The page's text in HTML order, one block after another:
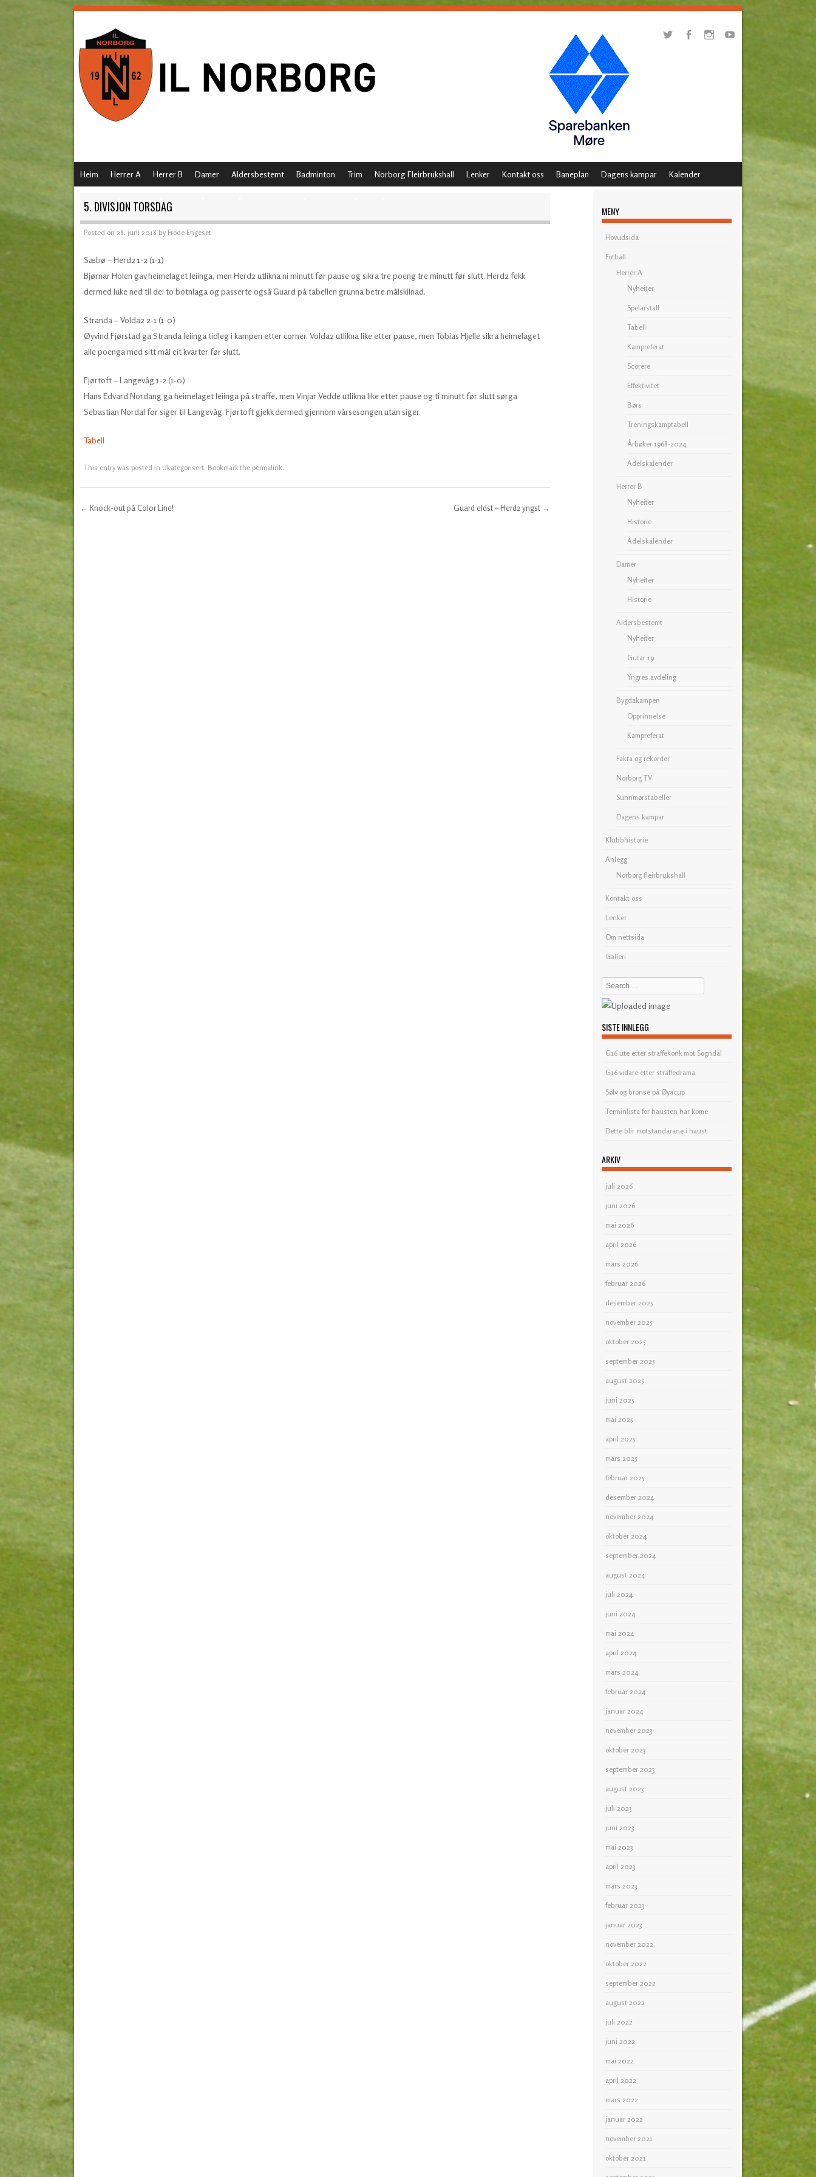
MENU
SKIP TO CONTENT
Heim Herrer A Herrer B Damer Aldersbestemt Badminton Trim Norborg Fleirbrukshall Lenker Kontakt oss Baneplan Dagens kampar Kalender
5. DIVISJON TORSDAG
Posted on 28. juni 2018 by Frode Engeset
Sæbø – Herd2 1-2 (1-1)
Bjørnar Holen gav heimelaget leiinga, men Herd2 utlikna ni minutt før pause og sikra tre poeng tre minutt før slutt. Herd2 fekk
dermed luke ned til dei to botnlaga og passerte også Guard på tabellen grunna betre målskilnad.
Stranda – Volda2 2-1 (1-0)
Øyvind Fjørstad ga Stranda leiinga tidleg i kampen etter corner. Volda2 utlikna like etter pause, men Tobias Hjelle sikra heimelaget
alle poenga med sitt mål eit kvarter før slutt.
Fjørtoft – Langevåg 1-2 (1-0)
Hans Edvard Nordang ga heimelaget leiinga på straffe, men Vinjar Vedde utlikna like etter pause og ti minutt før slutt sørga
Sebastian Nordal for siger til Langevåg. Fjørtoft gjekk dermed gjennom vårsesongen utan siger.
Tabell
This entry was posted in Ukategorisert. Bookmark the permalink.
← Knock-out på Color Line! Guard eldst – Herd2 yngst →
MENY
Hovudsida
Fotball
Herrer A
Nyheiter
Spelarstall
Tabell
Kampreferat
Scorere
Effektivitet
Børs
Treningskamptabell
Årbøker 1968-2024
Adelskalender
Herrer B
Nyheiter
Historie
Adelskalender
Damer
Nyheiter
Historie
Aldersbestemt
Nyheiter
Gutar 19
Yngres avdeling
Bygdakampen
Opprinnelse
Kampreferat
Fakta og rekorder
Norborg TV
Sunnmørstabeller
Dagens kampar
Klubbhistorie
Anlegg
Norborg fleirbrukshall
Kontakt oss
Lenker
Om nettsida
Galleri
Search
SISTE INNLEGG
G16 ute etter straffekonk mot Sogndal
G16 vidare etter straffedrama
Sølv og bronse på Øyacup
Terminlista for hausten har kome
Dette blir motstandarane i haust
ARKIV
juli 2026
juni 2026
mai 2026
april 2026
mars 2026
februar 2026
desember 2025
november 2025
oktober 2025
september 2025
august 2025
juni 2025
mai 2025
april 2025
mars 2025
februar 2025
desember 2024
november 2024
oktober 2024
september 2024
august 2024
juli 2024
juni 2024
mai 2024
april 2024
mars 2024
februar 2024
januar 2024
november 2023
oktober 2023
september 2023
august 2023
juli 2023
juni 2023
mai 2023
april 2023
mars 2023
februar 2023
januar 2023
november 2022
oktober 2022
september 2022
august 2022
juli 2022
juni 2022
mai 2022
april 2022
mars 2022
januar 2022
november 2021
oktober 2021